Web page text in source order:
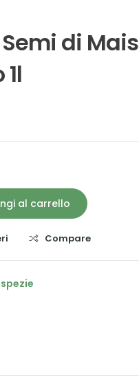
di Mais
al carrello
Compare